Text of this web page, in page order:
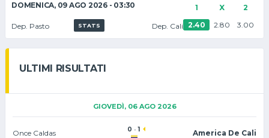
DOMENICA, 09 AGO 2026 - 03:30 1 X 2
Dep. Pasto STATS Dep. Cali 2.40 2.80 3.00
ULTIMI RISULTATI
GIOVEDÌ, 06 AGO 2026
Once Caldas 0 -1 America De Cali